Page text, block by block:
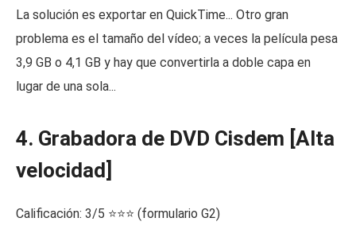
La solución es exportar en QuickTime... Otro gran
problema es el tamaño del vídeo; a veces la película pesa
3,9 GB o 4,1 GB y hay que convertirla a doble capa en
lugar de una sola...
4. Grabadora de DVD Cisdem [Alta
velocidad]
Calificación: 3/5 ⭐⭐⭐ (formulario G2)